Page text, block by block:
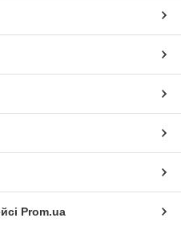
Prom.ua